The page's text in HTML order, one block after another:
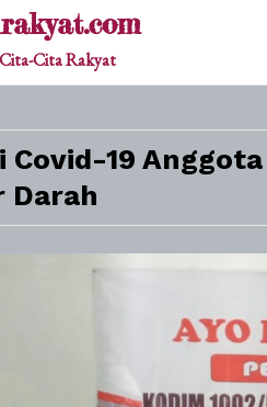
Cita Rakyat
Covid-19
Darah